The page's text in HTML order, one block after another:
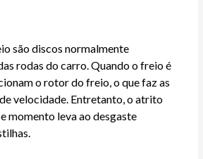
são discos normalmente
rodas do carro. Quando o freio é
o rotor do freio, o que faz as
velocidade. Entretanto, o atrito
momento leva ao desgaste